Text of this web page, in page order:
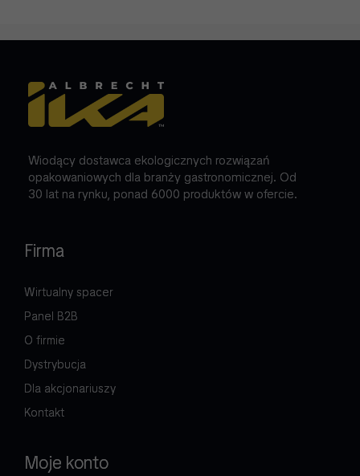
Wiodący dostawca ekologicznych rozwiązań
opakowaniowych dla branży gastronomicznej. Od
30 lat na rynku, ponad 6000 produktów w ofercie.
Firma
Wirtualny spacer
Panel B2B
O firmie
Dystrybucja
Dla akcjonariuszy
Kontakt
Moje konto